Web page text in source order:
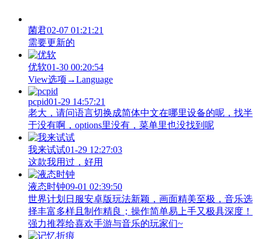
菌君02-07 01:21:21
需要更新的
优软01-30 00:20:54
View‌选项→Language
pcpid01-29 14:57:21
老大，请问语言切换成简体中文在哪里设备的呢，找半
于没有啊，options里没有，菜单里也没找到呢
我来试试01-29 12:27:03
这款我用过，好用
液态时钟09-01 02:39:50
世界计划日服安卓版玩法新颖，画面精美至极，音乐选
择丰富多样且制作精良；操作简单易上手又极具深度！
强力推荐给喜欢手游与音乐的玩家们~